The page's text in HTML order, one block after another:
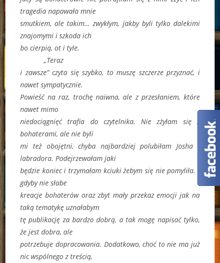
tragedia napawała mnie
smutkiem, ale takim… zwykłym, jakby byli tylko dalekimi
znajomymi i szkoda ich
bo cierpią, ot i tyle.
„Teraz
i zawsze” czyta się szybko, to muszę szczerze przyznać, i
nawet sympatycznie.
Powieść na raz, trochę naiwna, ale z przesłaniem, które
nawet mimo
niedociągnięć trafia do czytelnika. Nie zżyłam się z
bohaterami, ale nie byli
mi też obojętni, chyba najbardziej polubiłam Josha i
labradora. Podejrzewałam jaki
będzie koniec i trzymałam kciuki żebym się nie pomyliła. I
gdyby nie słabe
kreacje bohaterów oraz zbyt mały przekaz emocji jak na
taką tematykę uznałabym
tę publikację za bardzo dobrą, a tak mogę napisać tylko,
że jest dobra, ale
potrzebuje dopracowania. Dodatkowo, choć to nie ma już
nic wspólnego z treścią,